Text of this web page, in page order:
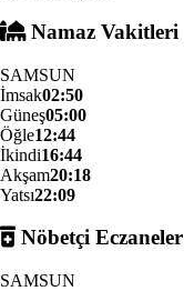
Namaz Vakitleri
SAMSUN
İmsak02:50
Güneş05:00
Öğle12:44
İkindi16:44
Akşam20:18
Yatsı22:09
Nöbetçi Eczaneler
SAMSUN